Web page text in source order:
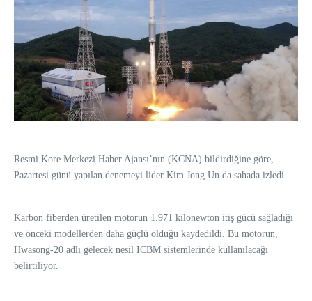
Resmi Kore Merkezi Haber Ajansı’nın (KCNA) bildirdiğine göre,
Pazartesi günü yapılan denemeyi lider Kim Jong Un da sahada izledi.
Karbon fiberden üretilen motorun 1.971 kilonewton itiş gücü sağladığı
ve önceki modellerden daha güçlü olduğu kaydedildi. Bu motorun,
Hwasong-20 adlı gelecek nesil ICBM sistemlerinde kullanılacağı
belirtiliyor.